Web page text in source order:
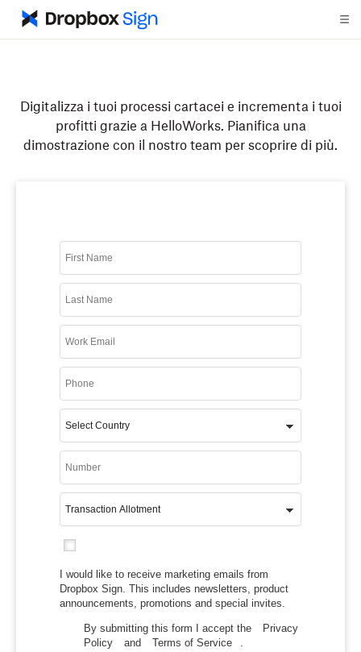
Digitalizza i tuoi processi cartacei e incrementa i tuoi
profitti grazie a HelloWorks. Pianifica una
dimostrazione con il nostro team per scoprire di più.
I would like to receive marketing emails from
Dropbox Sign. This includes newsletters, product
announcements, promotions and special invites.
By submitting this form I accept the
Privacy
Policy
and Terms of Service